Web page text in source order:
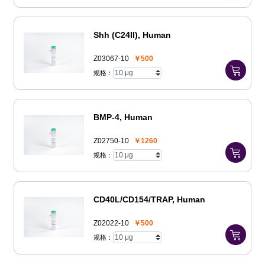
Shh (C24II), Human
Z03067-10 ￥500
规格：
BMP-4, Human
Z02750-10 ￥1260
规格：
CD40L/CD154/TRAP, Human
Z02022-10 ￥500
规格：